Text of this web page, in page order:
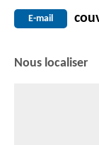
E-mail
Nous localiser